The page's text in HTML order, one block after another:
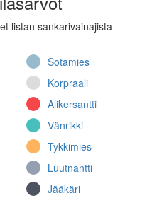
Jalkaväkirykmentti
61, Tykkikomppania
1. patteri (Jatkosota)
4. rannikkoprikaati,
Toimituskomppania
(Jatkosota)
32.
torjuntakomppania
(Jatkosota)
listan sankarivainajista
Sotamies
Korpraali
Alikersantti
Vänrikki
Tykkimies
Luutnantti
Jääkäri